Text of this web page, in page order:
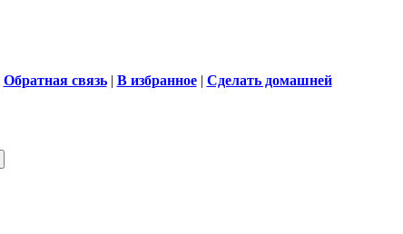
Обратная связь| В избранное| Сделать домашней